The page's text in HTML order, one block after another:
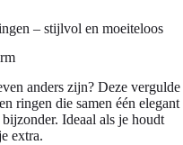
– stijlvol en moeiteloos
anders zijn? Deze vergulde
ringen die samen één elegant
Ideaal als je houdt
extra.